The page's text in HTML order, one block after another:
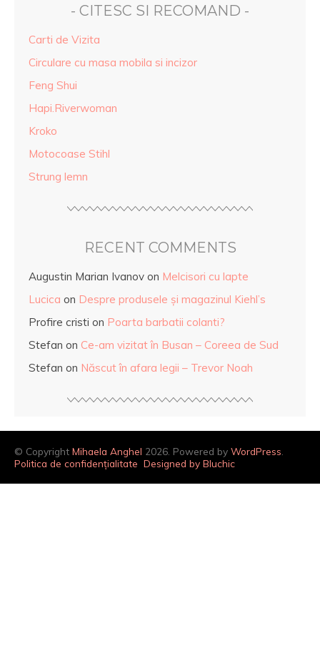
- CITESC SI RECOMAND -
Carti de Vizita
Circulare cu masa mobila si incizor
Feng Shui
Hapi.Riverwoman
Kroko
Motocoase Stihl
Strung lemn
RECENT COMMENTS
Augustin Marian Ivanov on Melcisori cu lapte
Lucica on Despre produsele și magazinul Kiehl’s
Profire cristi on Poarta barbatii colanti?
Stefan on Ce-am vizitat în Busan – Coreea de Sud
Stefan on Născut în afara legii – Trevor Noah
© Copyright Mihaela Anghel 2026. Powered by WordPress
Politica de confidențialitate Designed by Bluchic